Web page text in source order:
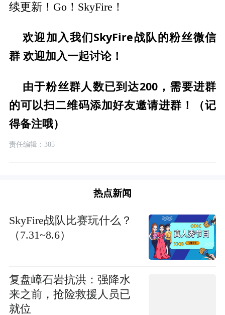
续更新！Go！SkyFire！
欢迎加入我们SkyFire战队的粉丝微信
群 欢迎加入一起讨论！
由于粉丝群人数已到达200，需要进群
的可以扫二维码添加好友邀请进群！（记
得备注哦）
责任编辑：385
热点新闻
SkyFire战队比赛玩什么？
（7.31~8.6）
复盘嶂石岩抗洪：强降水
来之前，抢险救援人员已
就位